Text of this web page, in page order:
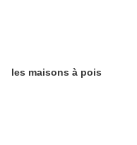
les maisons à pois